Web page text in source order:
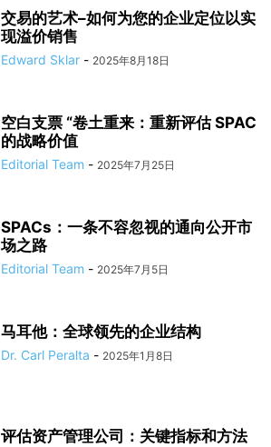
交易的艺术–如何为您的企业定位以实
现溢价销售
Edward Sklar - 2025年8月18日
空白支票 “卷土重来：重新评估 SPAC
的战略价值
Editorial Team - 2025年7月25日
SPACs：一条不容忽视的通向公开市
场之路
Editorial Team - 2025年7月5日
马耳他：全球领先的企业结构
Dr. Carl Peralta - 2025年1月8日
评估资产管理公司：关键指标和方法